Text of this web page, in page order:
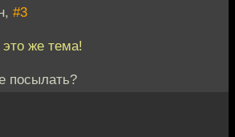
#3
же тема!
посылать?